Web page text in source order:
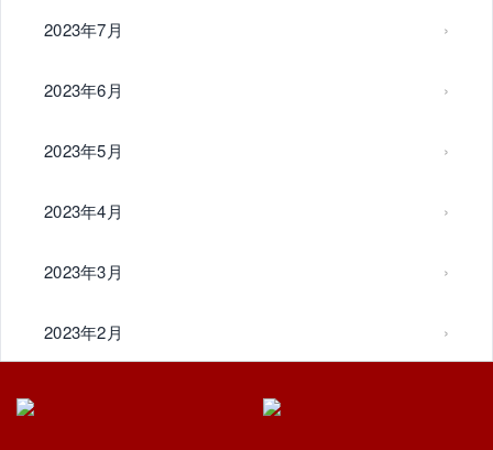
2023年7月
2023年6月
2023年5月
2023年4月
2023年3月
2023年2月